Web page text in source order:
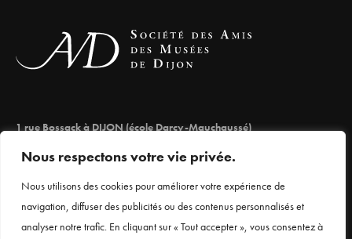
Nous respectons votre vie privée.
Nous utilisons des cookies pour améliorer votre expérience de
navigation, diffuser des publicités ou des contenus personnalisés et
analyser notre trafic. En cliquant sur « Tout accepter », vous consentez à
1 rue Bossack à DIJON (école Darcy-Mauchaussé)
03 80 66 71 98
Mentions légales